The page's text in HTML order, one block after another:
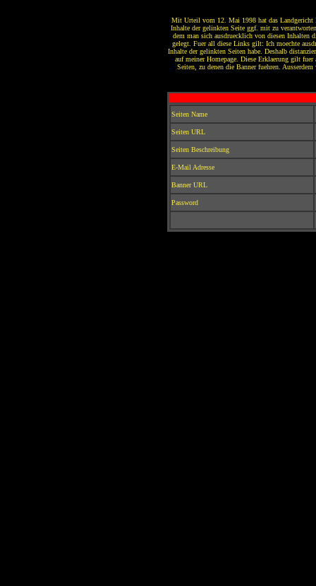
Mit Urteil vom 12. Mai 1998 hat das Landgericht
Inhalte der gelinkten Seite ggf. mit zu
dem man sich ausdruecklich von diesen Inhalten
gelegt. Fuer all diese Links gilt: Ich moechte
Inhalte der gelinkten Seiten habe. Deshalb
auf meiner Homepage. Diese Erklaerung gilt
Seiten, zu denen die Banner fuehren.
Seiten Name
Seiten URL
Seiten Beschreibung
E-Mail Adresse
Banner URL
Password